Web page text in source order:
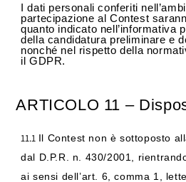
I dati personali conferiti
partecipazione al Contest
quanto indicato nell’informativa
della candidatura preliminare e
nonché nel rispetto della
il GDPR.
ARTICOLO 11 –
11.1 Il Contest non è sottoposto
dal D.P.R. n. 430/2001,
ai sensi dell’art. 6, comma 1,